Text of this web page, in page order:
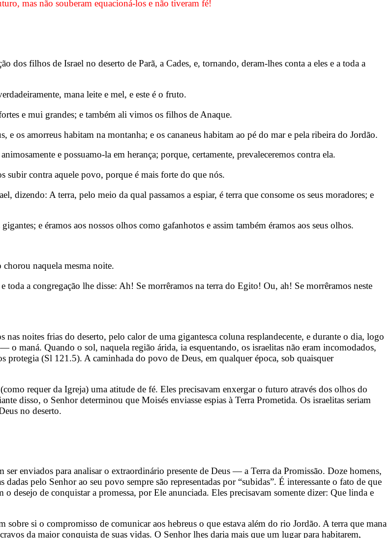
mas não souberam equacioná-los e não tiveram fé!
filhos de Israel no deserto de Parã, a Cades, e, tornando, deram-lhes conta a eles e a toda a
mana leite e mel, e este é o fruto.
e mui grandes; e também ali vimos os filhos de Anaque.
os amorreus habitam na montanha; e os cananeus habitam ao pé do mar e pela ribeira do Jordão.
e possuamo-la em herança; porque, certamente, prevaleceremos contra ela.
contra aquele povo, porque é mais forte do que nós.
A terra, pelo meio da qual passamos a espiar, é terra que consome os seus moradores; e
e éramos aos nossos olhos como gafanhotos e assim também éramos aos seus olhos.
naquela mesma noite.
a congregação lhe disse: Ah! Se morrêramos na terra do Egito! Ou, ah! Se morrêramos neste
noites frias do deserto, pelo calor de uma gigantesca coluna resplandecente, e durante o dia, logo
maná. Quando o sol, naquela região árida, ia esquentando, os israelitas não eram incomodados,
protegia (Sl 121.5). A caminhada do povo de Deus, em qualquer época, sob quaisquer
requer da Igreja) uma atitude de fé. Eles precisavam enxergar o futuro através dos olhos do
disso, o Senhor determinou que Moisés enviasse espias à Terra Prometida. Os israelitas seriam
no deserto.
enviados para analisar o extraordinário presente de Deus — a Terra da Promissão. Doze homens,
pelo Senhor ao seu povo sempre são representadas por “subidas”. É interessante o fato de que
desejo de conquistar a promessa, por Ele anunciada. Eles precisavam somente dizer: Que linda e
sobre si o compromisso de comunicar aos hebreus o que estava além do rio Jordão. A terra que mana
da maior conquista de suas vidas. O Senhor lhes daria mais que um lugar para habitarem,